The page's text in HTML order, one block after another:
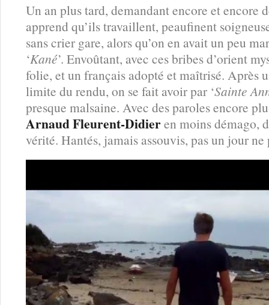
Un an plus tard, demandant encore et encore
apprend qu’ils travaillent, peaufinent
sans crier gare, alors qu’on en avait un peu
‘Kané’. Envoûtant, avec ces bribes d’orient
folie, et un français adopté et maîtrisé. Après
limite du rendu, on se fait avoir par ‘Sainte
presque malsaine. Avec des paroles encore
Arnaud Fleurent-Didieren moins démago,
vérité. Hantés, jamais assouvis, pas un jour